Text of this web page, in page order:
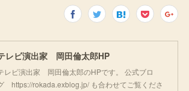
レビ演出家 岡田倫太郎HP
レビ演出家 岡田倫太郎のHPです。 公式ブロ
https://rokada.exblog.jp/ も合わせてご覧くださ